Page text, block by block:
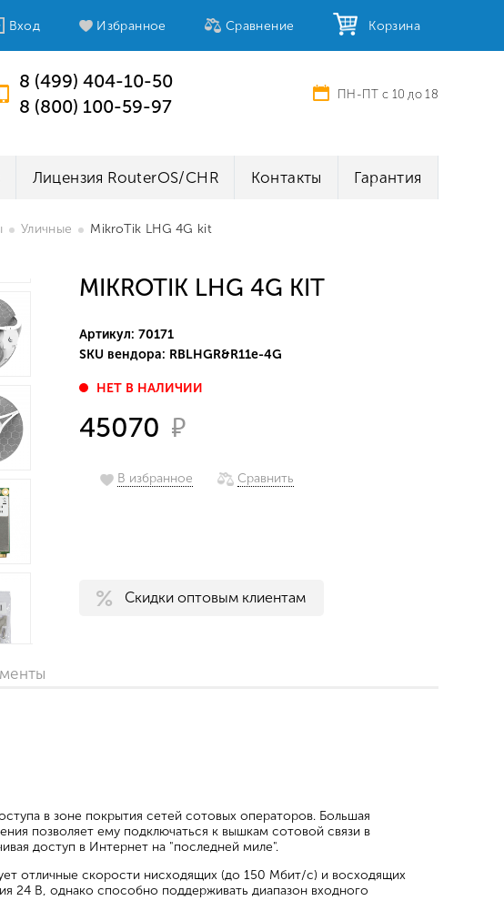
Вход Избранное Сравнение Корзина
8 (499) 404-10-50
8 (800) 100-59-97
ПН-ПТ с 10 до 18
Лицензия RouterOS/CHR Контакты Гарантия
Уличные MikroTik LHG 4G kit
MIKROTIK LHG 4G KIT
Артикул: 70171
SKU вендора: RBLHGR&R11e-4G
НЕТ В НАЛИЧИИ
45070 ₽
В избранное Сравнить
Скидки оптовым клиентам
в зоне покрытия сетей сотовых операторов. Большая
позволяет ему подключаться к вышкам сотовой связи в
доступ в Интернет на "последней миле".
отличные скорости нисходящих (до 150 Мбит/с) и восходящих
24 В, однако способно поддерживать диапазон входного